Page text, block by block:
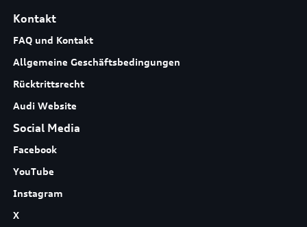
Kontakt
FAQ und Kontakt
Allgemeine Geschäftsbedingungen
Rücktrittsrecht
Audi Website
Social Media
Facebook
YouTube
Instagram
X